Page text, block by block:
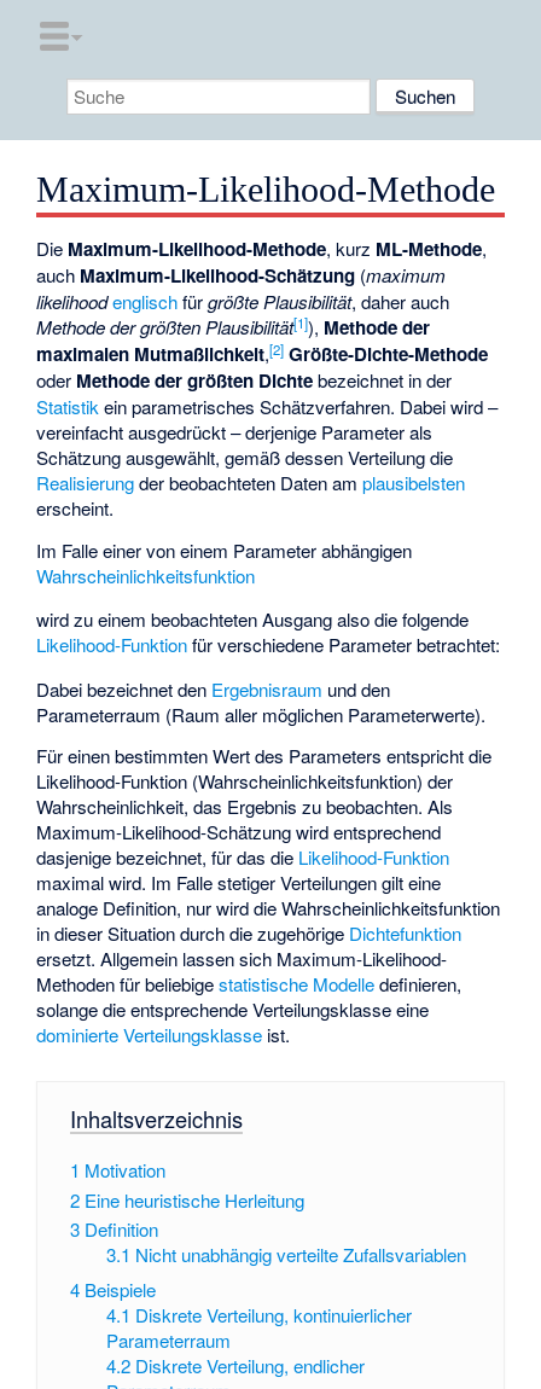
Maximum-Likelihood-Methode
Die Maximum-Likelihood-Methode, kurz ML-Methode,
auch Maximum-Likelihood-Schätzung (maximum
likelihoodenglischfürgrößte Plausibilität, daher auch
Methode der größten Plausibilität[1]), Methode der
maximalen Mutmaßlichkeit,[2] Größte-Dichte-Methode
oder Methode der größten Dichtebezeichnet in der
Statistikein parametrischesSchätzverfahren. Dabei wird –
vereinfacht ausgedrückt – derjenige Parameter als
Schätzung ausgewählt, gemäß dessen Verteilung die
Realisierungder beobachteten Daten amplausibelsten
erscheint.
Im Falle einer von einem Parameterabhängigen
Wahrscheinlichkeitsfunktion
wird zu einem beobachteten Ausgangalso die folgende
Likelihood-Funktionfür verschiedene Parameter betrachtet:
Dabei bezeichnetden Ergebnisraum undden
Parameterraum (Raum aller möglichen Parameterwerte).
Für einen bestimmten Wert des Parametersentspricht die
Likelihood-Funktion (Wahrscheinlichkeitsfunktion) der
Wahrscheinlichkeit, das Ergebniszu beobachten. Als
Maximum-Likelihood-Schätzung wird entsprechend
dasjenigebezeichnet, für das die Likelihood-Funktion
maximal wird. Im Falle stetiger Verteilungen gilt eine
analoge Definition, nur wird die Wahrscheinlichkeitsfunktion
in dieser Situation durch die zugehörige Dichtefunktion
ersetzt. Allgemein lassen sich Maximum-Likelihood-
Methoden für beliebigestatistische Modelledefinieren,
solange die entsprechende Verteilungsklasse eine
dominierte Verteilungsklasse ist.
Inhaltsverzeichnis
1 Motivation
2 Eine heuristische Herleitung
3 Definition
3.1 Nicht unabhängig verteilte Zufallsvariablen
4 Beispiele
4.1 Diskrete Verteilung, kontinuierlicher
Parameterraum
4.2 Diskrete Verteilung, endlicher